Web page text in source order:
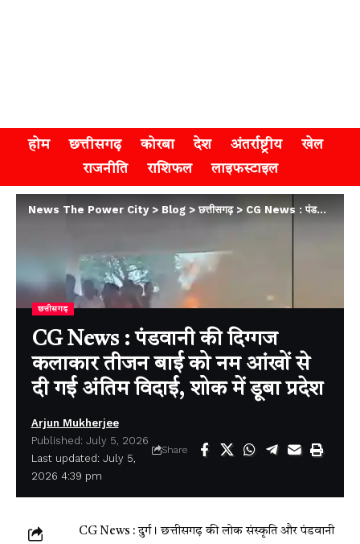
होम छत्तीसगढ़ कोरबा देश अंतर्राष्ट्रीय
खेल
राजनीति
राशिफल लाइफस्टाइल
News The Power City> Blog >छत्तीसगढ़> CG News : पंडवानी की दिग्गज कलाकार तीजन बाई को नम आंखों से दी गई अंतिम विदाई, शोक में डूबा प्रदेश
छत्तीसगढ़
CG News : पंडवानी की दिग्गज
कलाकार तीजन बाई को नम आंखों से
दी गई अंतिम विदाई, शोक में डूबा प्रदेश
Last updated: July 5,
2026 4:39 pm
Arjun Mukherjee
Published: July 5, 2026
Share
CG News : दुर्ग। छत्तीसगढ़ की लोक संस्कृति और पंडवानी